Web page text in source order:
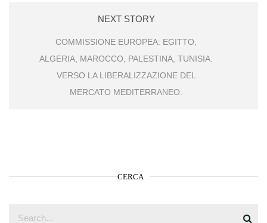
NEXT STORY
COMMISSIONE EUROPEA: EGITTO,
ALGERIA, MAROCCO, PALESTINA, TUNISIA.
VERSO LA LIBERALIZZAZIONE DEL
MERCATO MEDITERRANEO.
CERCA